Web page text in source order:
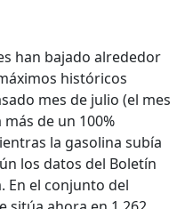
han bajado alrededor
históricos
mes de julio (el mes
de un 100%
la gasolina subía
los datos del Boletín
En el conjunto del